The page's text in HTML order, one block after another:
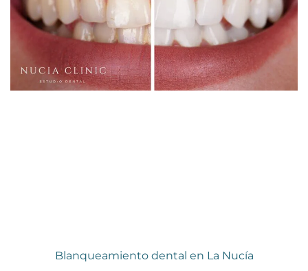
Blanqueamiento dental en La Nucía